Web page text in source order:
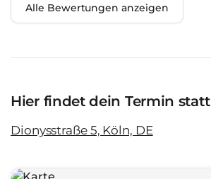
Alle Bewertungen anzeigen
Hier findet dein Termin statt
Dionysstraße 5, Köln, DE